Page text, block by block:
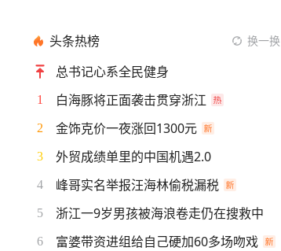
头条热榜 换一换
总书记心系全民健身
1 白海豚将正面袭击贯穿浙江
2 金饰克价一夜涨回1300元
3 外贸成绩单里的中国机遇2.0
4 峰哥实名举报汪海林偷税漏税
5 浙江一9岁男孩被海浪卷走仍在搜救中
6 富婆带资进组给自己硬加60多场吻戏